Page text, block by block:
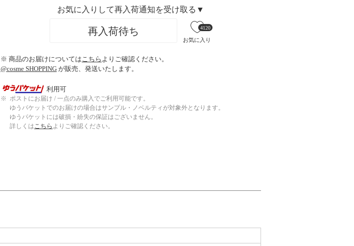
お気に入りして再入荷通知を受け取る▼
再入荷待ち
お気に入り
4120
※ 商品のお届けについては こちら よりご確認ください。
@cosme SHOPPING が販売、発送いたします。
利用可
※ ポストにお届け / 一点のみ購入でご利用可能です。
ゆうパケットでのお届けの場合はサンプル・ノベルティが対象外となります。
ゆうパケットには破損・紛失の保証はございません。
詳しくはこちら よりご確認ください。